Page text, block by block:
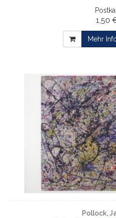
1,50
Mehr
Pollock,